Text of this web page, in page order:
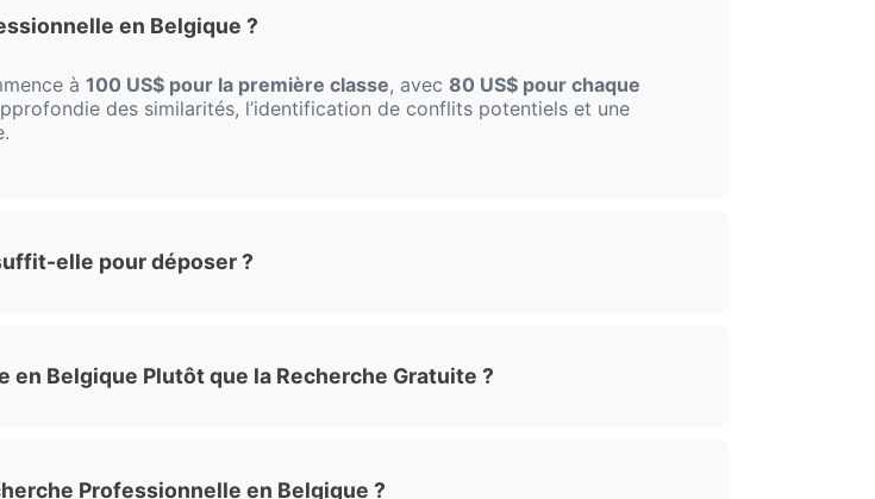
en Belgique ?
à 100 US$ pour la première classe, avec 80 US$ pour chaque
des similarités, l’identification de conflits potentiels et une
elle pour déposer ?
Belgique Plutôt que la Recherche Gratuite ?
Professionnelle en Belgique ?